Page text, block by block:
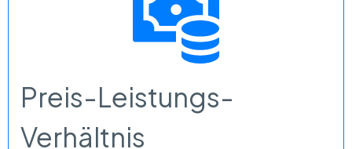
Preis-Leistungs-
Verhältnis